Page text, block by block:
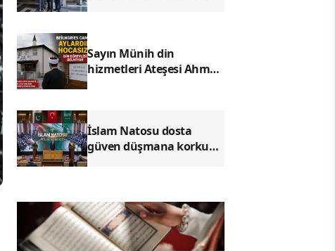
Sayın Münih din
hizmetleri Ateşesi Ahmet
İslam Natosu dosta
güven düşmana korku